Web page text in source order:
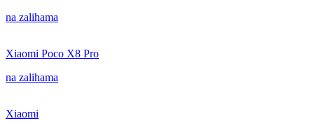
na zalihama
Xiaomi Poco X8 Pro
na zalihama
Xiaomi